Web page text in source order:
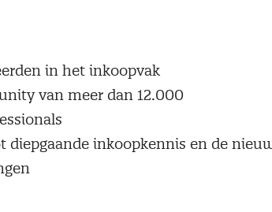
in het inkoopvak
van meer dan 12.000
diepgaande inkoopkennis en de